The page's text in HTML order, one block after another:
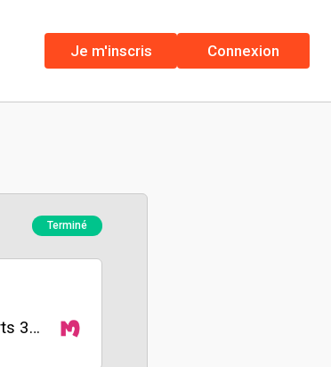
Je m'inscris Connexion
Terminé
Sélection Courts 3M